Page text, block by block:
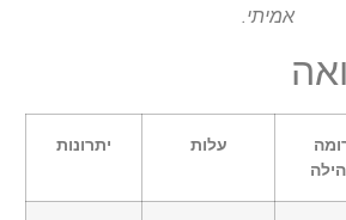
אמיתי.
עלות יתרונות